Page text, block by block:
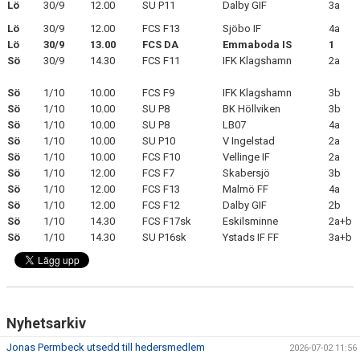
PARTNERS
Lö 30/9 12.00 SU P11 Dalby GIF
3a
Lö
30/9 12.00 FCS F13 Sjöbo IF
4a
Lö
30/9 13.00 FCS DA Emmaboda IS
1
Sö
30/9 14.30 FCS F11 IFK Klagshamn 2a
Sö 1/10 10.00 FCS F9 IFK Klagshamn
3b
Sö
1/10 10.00 SU P8 BK Höllviken
3b
Sö
1/10 10.00 SU P8 LB07
4a
Sö
1/10 10.00 SU P10 V Ingelstad
2a
Sö
1/10 10.00 FCS F10 Vellinge IF
2a
Sö
1/10 12.00 FCS F7 Skabersjö
3b
Sö
1/10 12.00 FCS F13 Malmö FF
4a
Sö
1/10 12.00 FCS F12 Dalby GIF
2b
Sö
1/10 14.30 FCS F17sk Eskilsminne
2a+b
Sö
1/10 14.30 SU P16sk Ystads IF FF 3a+b
Nyhetsarkiv
Jonas Permbeck utsedd till hedersmedlem 2026-07-02 11:56